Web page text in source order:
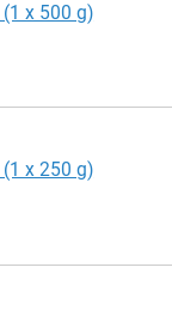
x 500 g)
x 250 g)